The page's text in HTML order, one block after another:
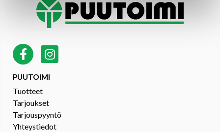
PUUTOIMI
Tuotteet
Tarjoukset
Tarjouspyyntö
Yhteystiedot